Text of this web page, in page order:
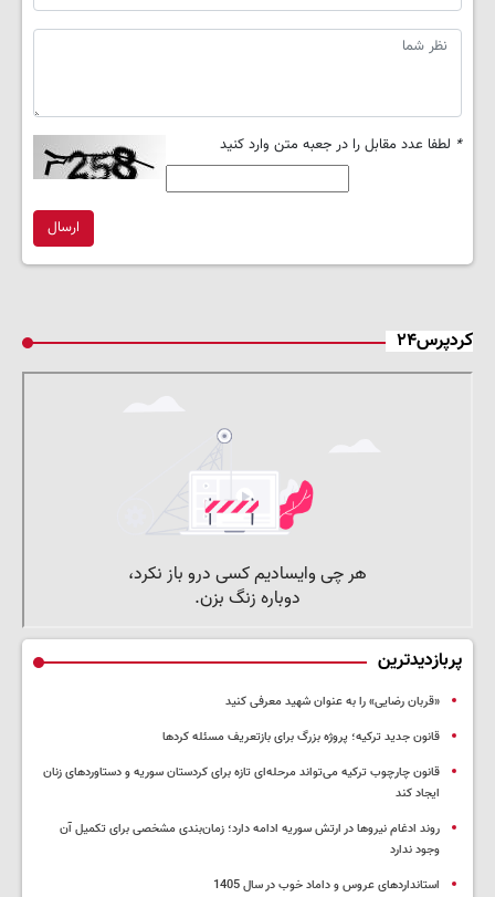
* لطفا عدد مقابل را در جعبه متن وارد کنید
ارسال
کردپرس۲۴
پربازدیدترین
«قربان رضایی» را به عنوان شهید معرفی کنید
قانون جدید ترکیه؛ پروژه بزرگ‌ برای بازتعریف مسئله کردها
قانون چارچوب ترکیه می‌تواند مرحله‌ای تازه برای کردستان سوریه و دستاوردهای زنان
ایجاد کند
روند ادغام نیروها در ارتش سوریه ادامه دارد؛ زمان‌بندی مشخصی برای تکمیل آن
وجود ندارد
استانداردهای عروس و داماد خوب در سال 1405